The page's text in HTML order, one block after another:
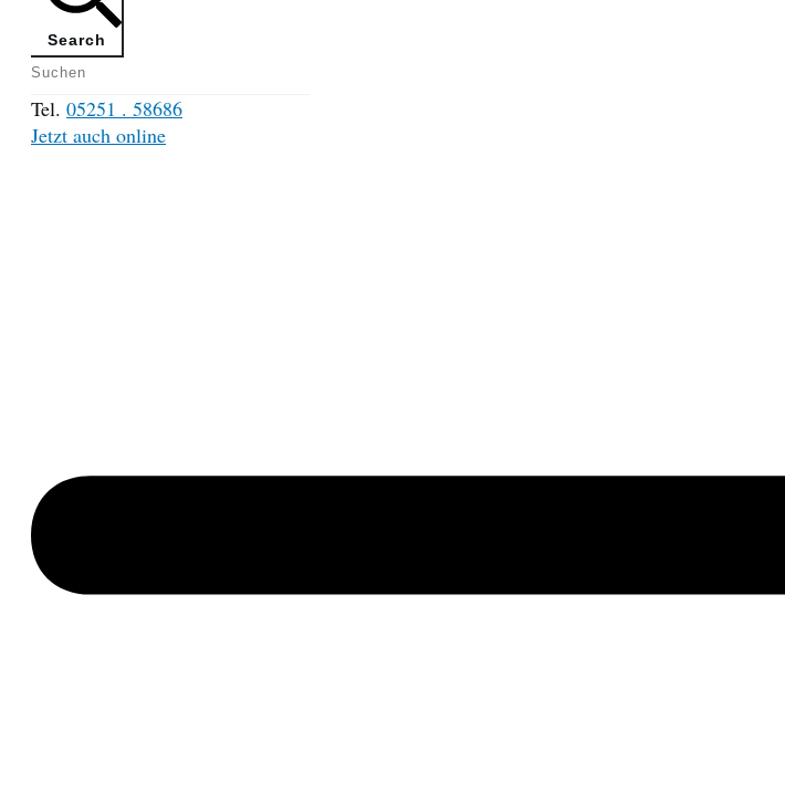
Search
Tel. 05251 . 58686
Jetzt auch online